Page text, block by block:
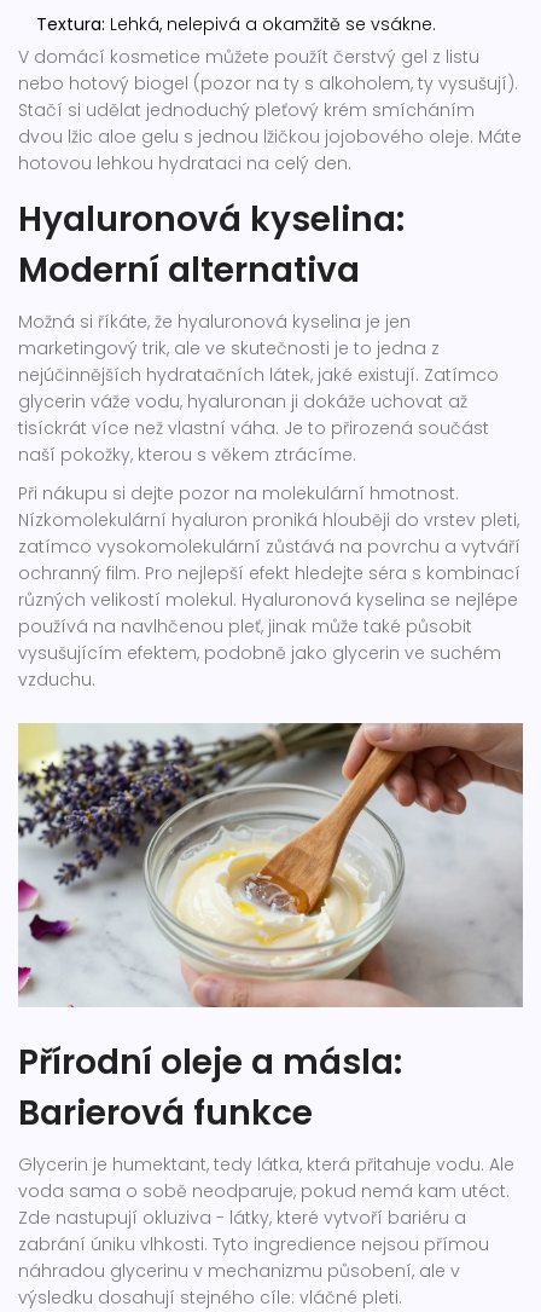
Textura: Lehká, nelepivá a okamžitě se vsákne.
V domácí kosmetice můžete použít čerstvý gel z listu
nebo hotový biogel (pozor na ty s alkoholem, ty vysušují).
Stačí si udělat jednoduchý pleťový krém smícháním
dvou lžic aloe gelu s jednou lžičkou jojobového oleje. Máte
hotovou lehkou hydrataci na celý den.
Hyaluronová kyselina:
Moderní alternativa
Možná si říkáte, že hyaluronová kyselina je jen
marketingový trik, ale ve skutečnosti je to jedna z
nejúčinnějších hydratačních látek, jaké existují. Zatímco
glycerin váže vodu, hyaluronan ji dokáže uchovat až
tisíckrát více než vlastní váha. Je to přirozená součást
naší pokožky, kterou s věkem ztrácíme.
Při nákupu si dejte pozor na molekulární hmotnost.
Nízkomolekulární hyaluron proniká hlouběji do vrstev pleti,
zatímco vysokomolekulární zůstává na povrchu a vytváří
ochranný film. Pro nejlepší efekt hledejte séra s kombinací
různých velikostí molekul. Hyaluronová kyselina se nejlépe
používá na navlhčenou pleť, jinak může také působit
vysušujícím efektem, podobně jako glycerin ve suchém
vzduchu.
Přírodní oleje a másla:
Barierová funkce
Glycerin je humektant, tedy látka, která přitahuje vodu. Ale
voda sama o sobě neodparuje, pokud nemá kam utéct.
Zde nastupují okluziva - látky, které vytvoří bariéru a
zabrání úniku vlhkosti. Tyto ingredience nejsou přímou
náhradou glycerinu v mechanizmu působení, ale v
výsledku dosahují stejného cíle: vláčné pleti.